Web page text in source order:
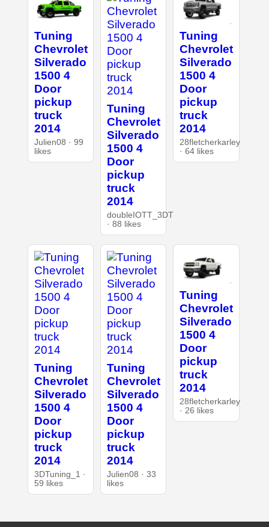
Tuning
Chevrolet
Silverado
1500 4
Door
pickup
truck
2014
Julien08 · 99
likes
Tuning
Chevrolet
Silverado
1500 4
Door
pickup
truck
2014
doubleIOTT_3DT
· 88 likes
Tuning
Chevrolet
Silverado
1500 4
Door
pickup
truck
2014
28fletcherkarley
· 64 likes
Tuning
Chevrolet
Silverado
1500 4
Door
pickup
truck
2014
3DTuning_1 ·
59 likes
Tuning
Chevrolet
Silverado
1500 4
Door
pickup
truck
2014
Julien08 · 33
likes
Tuning
Chevrolet
Silverado
1500 4
Door
pickup
truck
2014
28fletcherkarley
· 26 likes